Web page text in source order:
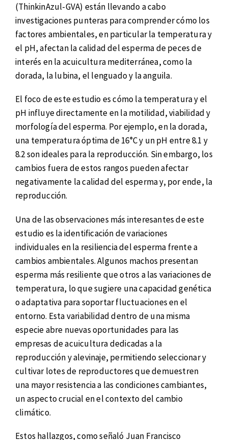
(ThinkinAzul-GVA) están llevando a cabo
investigaciones punteras para comprender cómo los
factores ambientales, en particular la temperatura y
el pH, afectan la calidad del esperma de peces de
interés en la acuicultura mediterránea, como la
dorada, la lubina, el lenguado y la anguila.
El foco de este estudio es cómo la temperatura y el
pH influye directamente en la motilidad, viabilidad y
morfología del esperma. Por ejemplo, en la dorada,
una temperatura óptima de 16°C y un pH entre 8.1 y
8.2 son ideales para la reproducción. Sin embargo, los
cambios fuera de estos rangos pueden afectar
negativamente la calidad del esperma y, por ende, la
reproducción.
Una de las observaciones más interesantes de este
estudio es la identificación de variaciones
individuales en la resiliencia del esperma frente a
cambios ambientales. Algunos machos presentan
esperma más resiliente que otros a las variaciones de
temperatura, lo que sugiere una capacidad genética
o adaptativa para soportar fluctuaciones en el
entorno. Esta variabilidad dentro de una misma
especie abre nuevas oportunidades para las
empresas de acuicultura dedicadas a la
reproducción y alevinaje, permitiendo seleccionar y
cultivar lotes de reproductores que demuestren
una mayor resistencia a las condiciones cambiantes,
un aspecto crucial en el contexto del cambio
climático.
Estos hallazgos, como señaló Juan Francisco